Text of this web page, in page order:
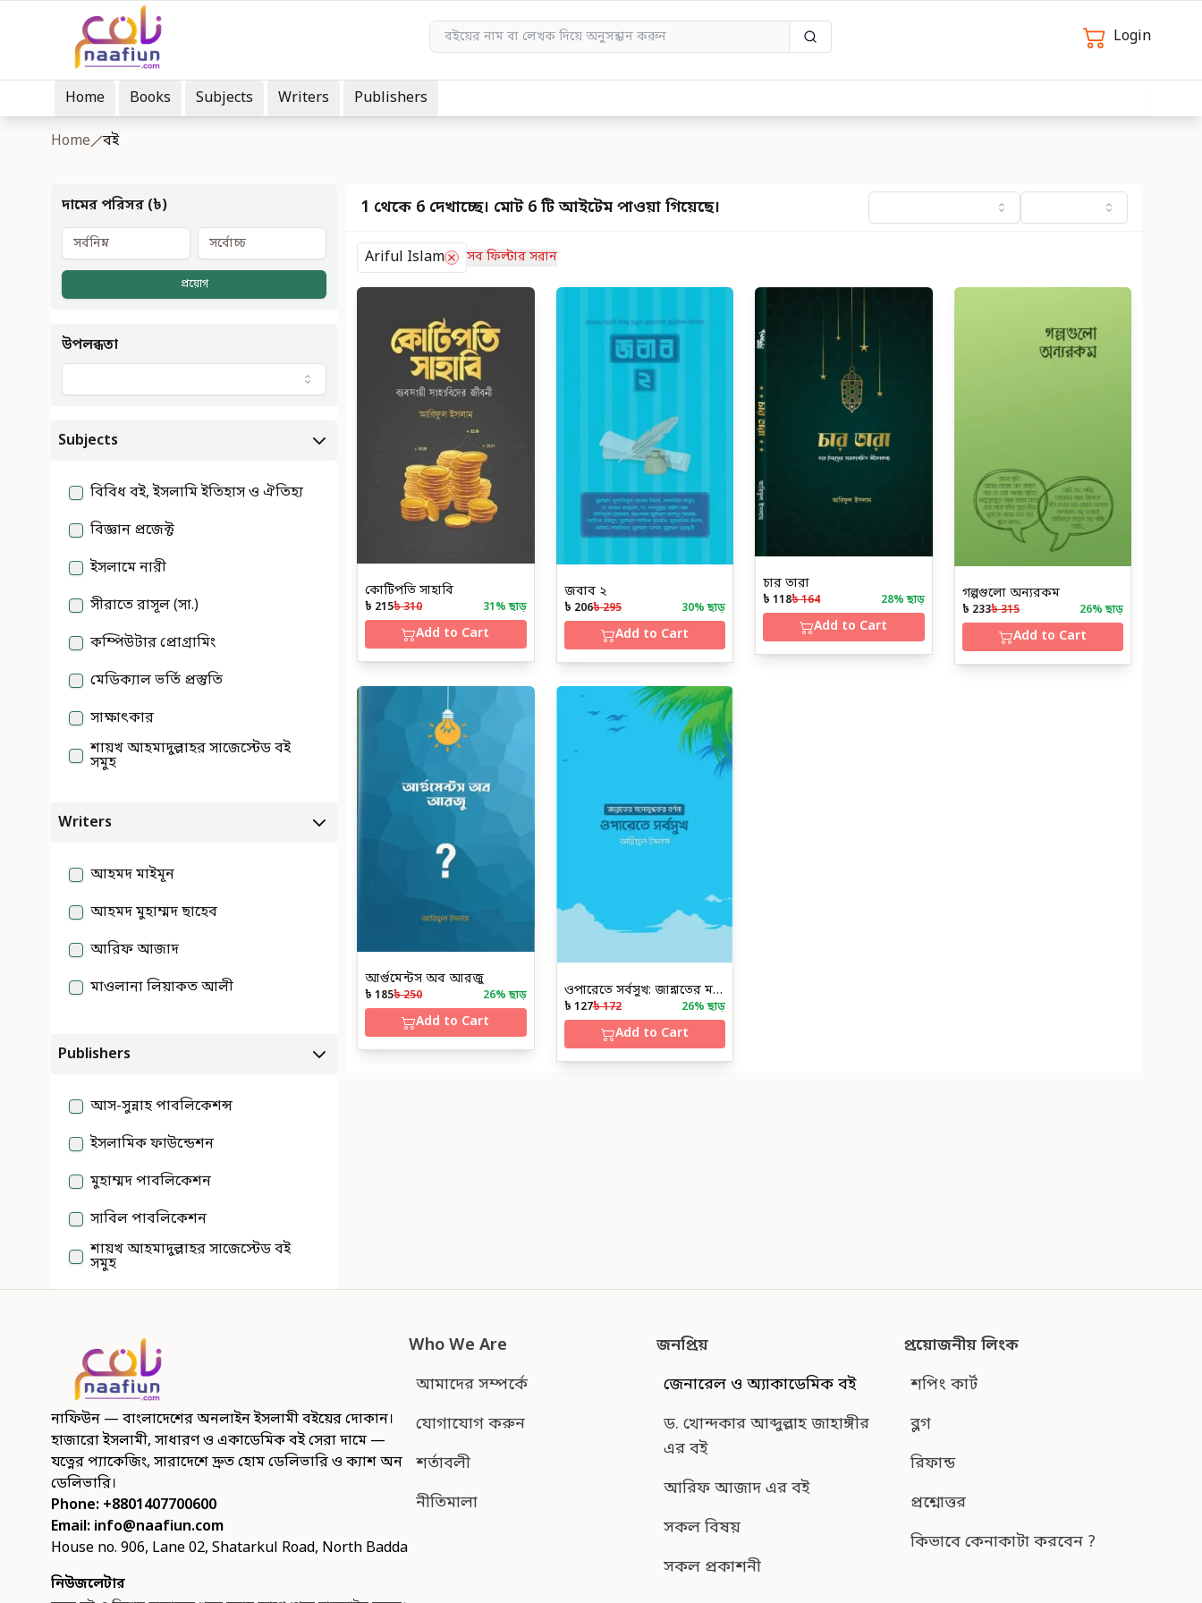
Login
Home Books Subjects Writers Publishers
Home বই
দামের পরিসর (৳)
প্রয়োগ
উপলব্ধতা
Subjects
বিবিধ বই, ইসলামি ইতিহাস ও ঐতিহ্য
বিজ্ঞান প্রজেক্ট
ইসলামে নারী
সীরাতে রাসূল (সা.)
কম্পিউটার প্রোগ্রামিং
মেডিক্যাল ভর্তি প্রস্তুতি
সাক্ষাৎকার
শায়খ আহমাদুল্লাহর সাজেস্টেড বই
সমুহ
Writers
আহমদ মাইমূন
আহমদ মুহাম্মদ ছাহেব
আরিফ আজাদ
মাওলানা লিয়াকত আলী
Publishers
আস-সুন্নাহ পাবলিকেশন্স
ইসলামিক ফাউন্ডেশন
মুহাম্মদ পাবলিকেশন
সাবিল পাবলিকেশন
শায়খ আহমাদুল্লাহর সাজেস্টেড বই
সমুহ
1 থেকে 6 দেখাচ্ছে। মোট 6 টি আইটেম পাওয়া গিয়েছে।
Ariful Islam সব ফিল্টার সরান
কোটিপতি সাহাবি
৳ 215৳ 310 31% ছাড়
Add to Cart
জবাব ২
৳ 206৳ 295 30% ছাড়
Add to Cart
চার তারা
৳ 118৳ 164 28% ছাড়
Add to Cart
গল্পগুলো অন্যরকম
৳ 233৳ 315 26% ছাড়
Add to Cart
আর্গুমেন্টস অব আরজু
৳ 185৳ 250 26% ছাড়
Add to Cart
ওপারেতে সর্বসুখ: জান্নাতের মনোমুগ্ধকর বর্ণনা
৳ 127৳ 172 26% ছাড়
Add to Cart
নাফিউন — বাংলাদেশের অনলাইন ইসলামী বইয়ের দোকান।
হাজারো ইসলামী, সাধারণ ও একাডেমিক বই সেরা দামে —
যত্নের প্যাকেজিং, সারাদেশে দ্রুত হোম ডেলিভারি ও ক্যাশ অন
ডেলিভারি।
Phone: +8801407700600
Email: info@naafiun.com
House no. 906, Lane 02, Shatarkul Road, North Badda
নিউজলেটার
Who We Are
আমাদের সম্পর্কে
যোগাযোগ করুন
শর্তাবলী
নীতিমালা
জনপ্রিয়
জেনারেল ও অ্যাকাডেমিক বই
ড. খোন্দকার আব্দুল্লাহ জাহাঙ্গীর
এর বই
আরিফ আজাদ এর বই
সকল বিষয়
সকল প্রকাশনী
প্রয়োজনীয় লিংক
শপিং কার্ট
ব্লগ
রিফান্ড
প্রশ্নোত্তর
কিভাবে কেনাকাটা করবেন ?